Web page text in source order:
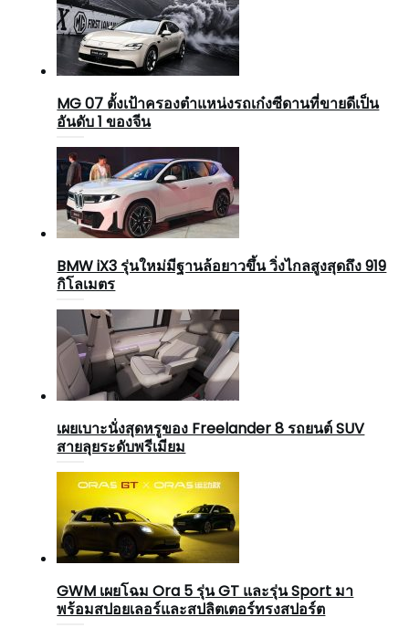
MG 07 ตั้งเป้าครองตำแหน่งรถเก๋งซีดานที่ขายดีเป็น
อันดับ 1 ของจีน
BMW iX3 รุ่นใหม่มีฐานล้อยาวขึ้น วิ่งไกลสูงสุดถึง 919
กิโลเมตร
เผยเบาะนั่งสุดหรูของ Freelander 8 รถยนต์ SUV
สายลุยระดับพรีเมียม
GWM เผยโฉม Ora 5 รุ่น GT และรุ่น Sport มา
พร้อมสปอยเลอร์และสปลิตเตอร์ทรงสปอร์ต